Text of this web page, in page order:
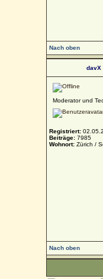
Nach oben
davX
Moderator und
Registriert:
Beiträge: 7985
Wohnort: Zürich /
Nach oben